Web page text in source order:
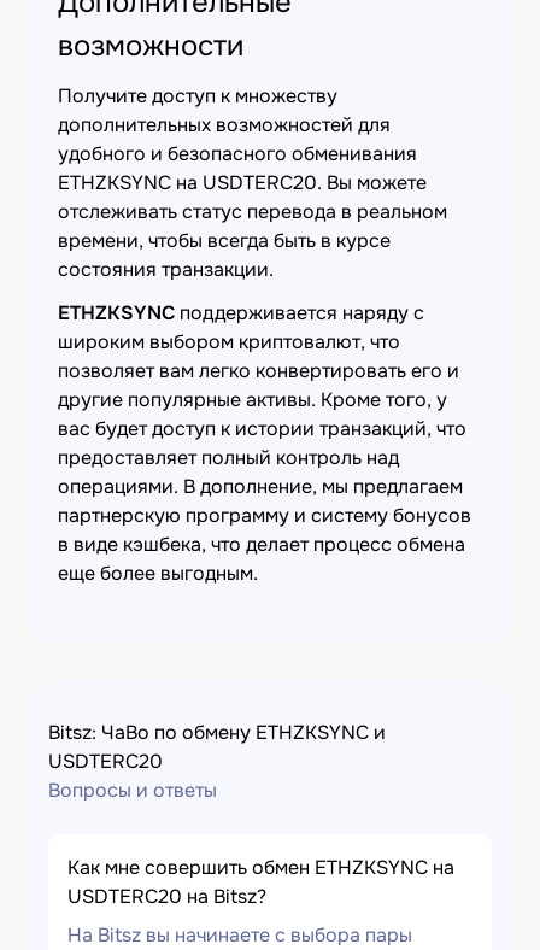
возможности
Получите доступ к множеству
дополнительных возможностей для
удобного и безопасного обменивания
ETHZKSYNC на USDTERC20. Вы можете
отслеживать статус перевода в реальном
времени, чтобы всегда быть в курсе
состояния транзакции.
ETHZKSYNC поддерживается наряду с
широким выбором криптовалют, что
позволяет вам легко конвертировать его и
другие популярные активы. Кроме того, у
вас будет доступ к истории транзакций, что
предоставляет полный контроль над
операциями. В дополнение, мы предлагаем
партнерскую программу и систему бонусов
в виде кэшбека, что делает процесс обмена
еще более выгодным.
Bitsz: ЧаВо по обмену ETHZKSYNC и
USDTERC20
Вопросы и ответы
Как мне совершить обмен ETHZKSYNC на
USDTERC20 на Bitsz?
На Bitsz вы начинаете с выбора пары